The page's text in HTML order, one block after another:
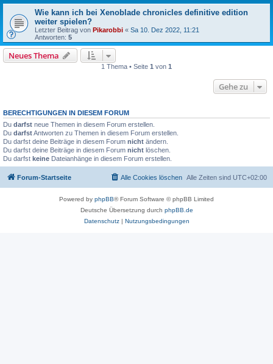
Wie kann ich bei Xenoblade chronicles definitive edition
weiter spielen?
Letzter Beitrag von Pikarobbi « Sa 10. Dez 2022, 11:21
Antworten: 5
Neues Thema
1 Thema • Seite 1 von 1
Gehe zu
BERECHTIGUNGEN IN DIESEM FORUM
Du darfst neue Themen in diesem Forum erstellen.
Du darfstAntworten zu Themen in diesem Forum erstellen.
Du darfst deine Beiträge in diesem Forum nicht ändern.
Du darfst deine Beiträge in diesem Forum nicht löschen.
Du darfst keine Dateianhänge in diesem Forum erstellen.
Forum-Startseite Alle Zeiten sind UTC+02:00
Alle Cookies löschen
Powered by phpBB® Forum Software © phpBB Limited
Deutsche Übersetzung durch phpBB.de
Datenschutz| Nutzungsbedingungen